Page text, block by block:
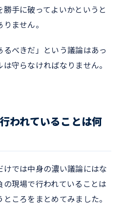
手に破ってよいかというと
ません。
るべきだ」という議論はあっ
守らなければなりません。
われていることは何
けでは中身の濃い議論にはな
の現場で行われていることは
ころをまとめてみました。